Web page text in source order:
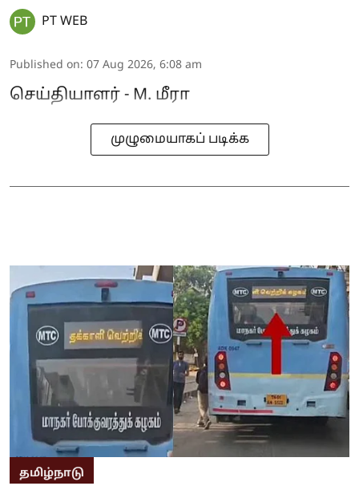
PT WEB
Published on: 07 Aug 2026, 6:08 am
செய்தியாளர் - M. மீரா
முழுமையாகப் படிக்க
தமிழ்நாடு